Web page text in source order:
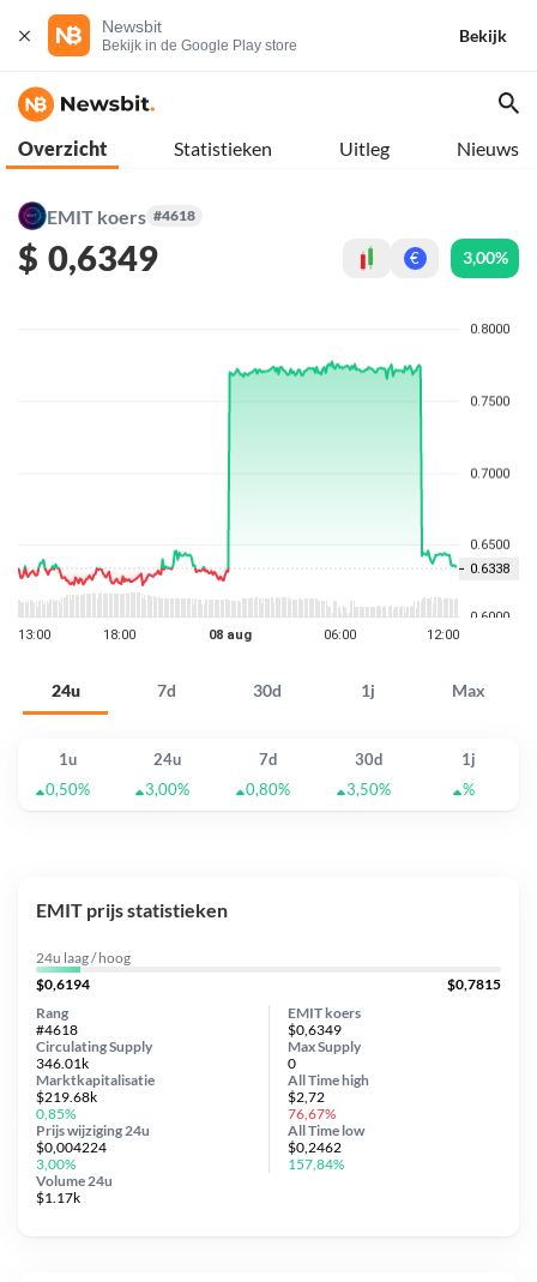
Newsbit
Bekijk in de Google Play store
Bekijk
Overzicht Statistieken Uitleg Nieuws
EMIT koers #4618
$ 0,6349 € 3,00%
24u 7d 30d 1j Max
1u 24u 7d 30d
1j
0,50%
3,00% 0,80% 3,50% %
EMIT prijs statistieken
24u laag / hoog
$0,6194
$0,7815
EMIT koers
$0,6349
Circulating Supply
346.01k
Prijs wijziging 24u
$0,004224
3,00%
Max Supply
0
Marktkapitalisatie
$219.68k
0,85%
Volume 24u
$1.17k
Rang
#4618
All Timehigh
$2,72
76,67%
All Time low
$0,2462
157,84%